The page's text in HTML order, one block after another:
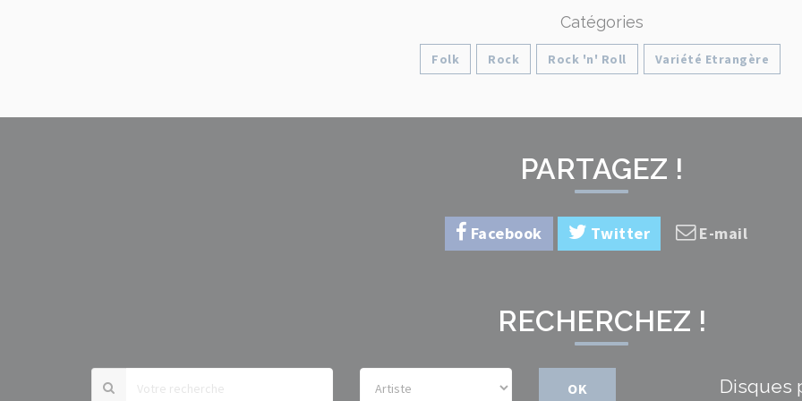
Catégories
Folk Rock Rock 'n' Roll Variété Etrangère
PARTAGEZ !
Facebook Twitter E-mail
RECHERCHEZ !
OK Disques